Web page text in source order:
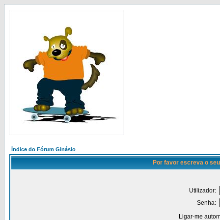
Índice do Fórum Ginásio
Por favor escreva o
Utilizador:
Senha:
Ligar-me